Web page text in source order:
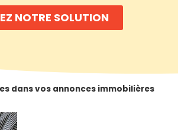
NOTRE SOLUTION
dans vos annonces immobilières